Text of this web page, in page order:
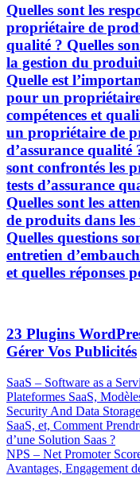
Quelles sont les
propriétaire de
qualité ? Quelles
la gestion du
Quelle est
pour un
compétences et
un propriétaire de
d’assurance qualité
sont confrontés les
tests d’assurance
Quelles sont les
de produits dans les
Quelles questions
entretien
et quelles réponses
23 Plugins
Gérer Vos Publicités
Navigation
de
l’article
Previous
Post
SaaS – Software as a
Plateformes SaaS,
Security And Data
SaaS, et, Comment
d’une Solution Saas ?
Next
Post
NPS – Net Promoter
Avantages, Engagement